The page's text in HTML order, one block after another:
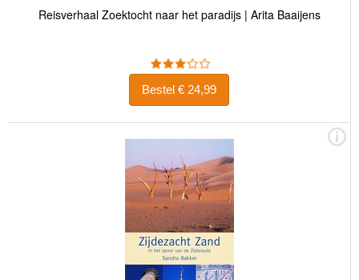
Reisverhaal Zoektocht naar het paradijs | Arita Baaijens
Bestel € 24,99